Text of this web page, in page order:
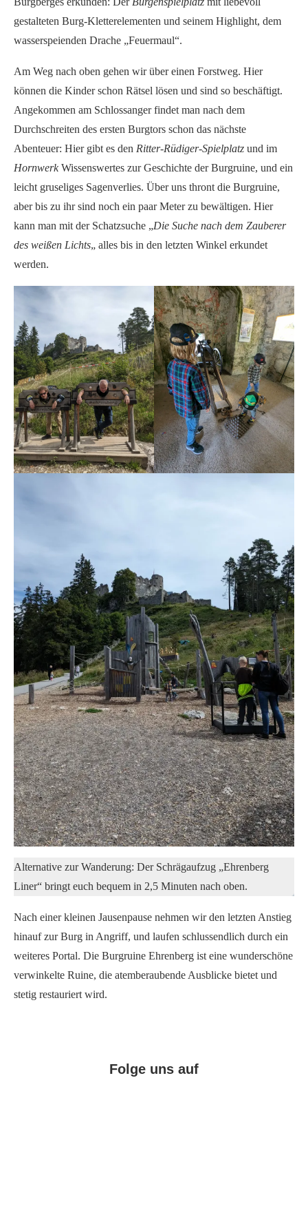
gestalteten Burg-Kletterelementen und seinem Highlight, dem
wasserspeienden Drache „Feuermaul“.
Am Weg nach oben gehen wir über einen Forstweg. Hier
können die Kinder schon Rätsel lösen und sind so beschäftigt.
Angekommen am Schlossanger findet man nach dem
Durchschreiten des ersten Burgtors schon das nächste
Abenteuer: Hier gibt es den Ritter-Rüdiger-Spielplatz und im
HornwerkWissenswertes zur Geschichte der Burgruine, und ein
leicht gruseliges Sagenverlies. Über uns thront die Burgruine,
aber bis zu ihr sind noch ein paar Meter zu bewältigen. Hier
kann man mit der Schatzsuche „Die Suche nach dem Zauberer
des weißen Lichts„ alles bis in den letzten Winkel erkundet
werden.
Alternative zur Wanderung: Der Schrägaufzug „Ehrenberg
Liner“ bringt euch bequem in 2,5 Minuten nach oben.
Nach einer kleinen Jausenpause nehmen wir den letzten Anstieg
hinauf zur Burg in Angriff, und laufen schlussendlich durch ein
weiteres Portal. Die Burgruine Ehrenberg ist eine wunderschöne
verwinkelte Ruine, die atemberaubende Ausblicke bietet und
stetig restauriert wird.
Folge uns auf